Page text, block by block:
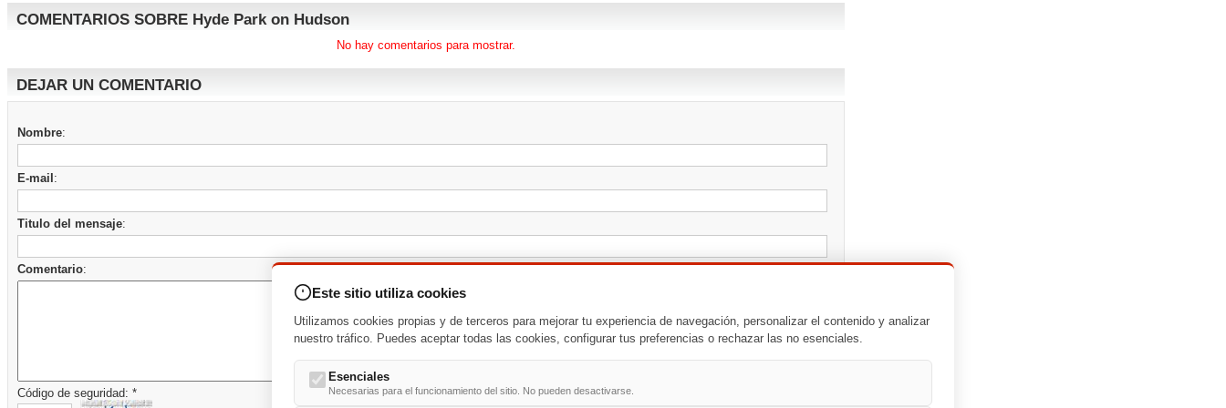
COMENTARIOS SOBRE Hyde Park on Hudson
No hay comentarios para mostrar.
DEJAR UN COMENTARIO
Nombre:
E-mail :
Titulo del mensaje:
Comentario:
Código de seguridad: *
Este sitio utiliza cookies
Utilizamos cookies propias y de terceros para mejorar tu experiencia de navegación, personalizar el contenido y analizar
nuestro tráfico. Puedes aceptar todas las cookies, configurar tus preferencias o rechazar las no esenciales.
Esenciales
Necesarias para el funcionamiento del sitio. No pueden desactivarse.